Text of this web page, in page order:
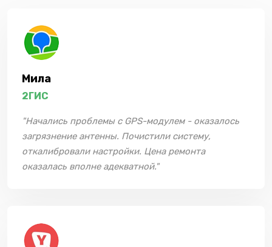
Мила
2ГИС
"Начались проблемы с GPS-модулем - оказалось
загрязнение антенны. Почистили систему,
откалибровали настройки. Цена ремонта
оказалась вполне адекватной."